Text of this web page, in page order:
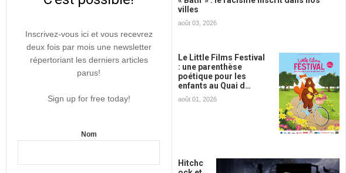
Inscrivez-vous ici et vous recevrez
deux fois par mois une newsletter
répertoriant les derniers articles
parus!
Sign up for free today!
Nom
villes
août 03, 2026
Le Little Films Festival
: une parenthèse
poétique pour les
enfants au Quai d…
août 01, 2026
Hitchc